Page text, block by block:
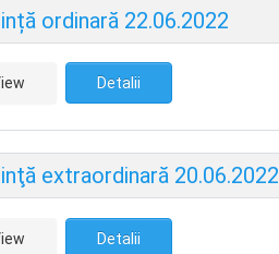
ordinară 22.06.2022
Detalii
extraordinară 20.06.2022
Detalii